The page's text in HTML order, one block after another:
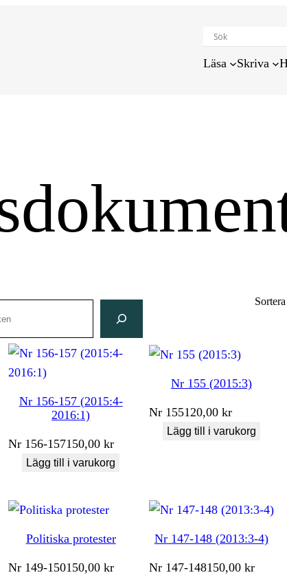
Läsa Skriva
Nr 156-157 (2015:4-
2016:1)
Nr 156-157150,00kr
Lägg till i varukorg
Nr 155 (2015:3)
Nr 155120,00 kr
Lägg till i varukorg
Politiska protester
Nr 149-150150,00kr
Nr 147-148 (2013:3-4)
Nr 147-148150,00 kr